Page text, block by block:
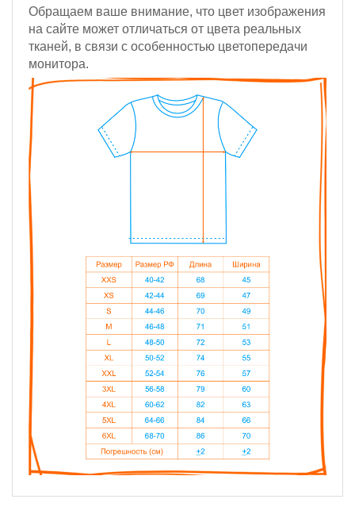
Обращаем ваше внимание, что цвет изображения
на сайте может отличаться от цвета реальных
тканей, в связи с особенностью цветопередачи
монитора.